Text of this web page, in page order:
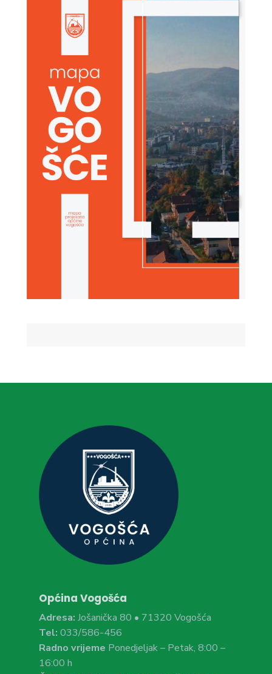
Općina Vogošća
Adresa: Jošanička 80 • 71320 Vogošća
Tel: 033/586-456
Radno vrijeme Ponedjeljak – Petak, 8:00 –
16:00 h